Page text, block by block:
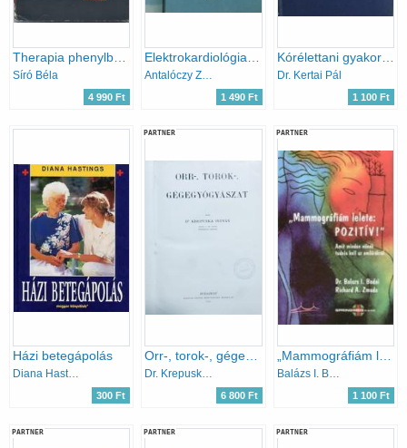
Síró Béla
4 990 Ft 1 490 Ft
Kórélettani gyakorlatok (Egyetemi segédtankönyv)
Dr. Kertai Pál
1 100 Ft
Házi betegápolás
Diana Hastings
300 Ft
PARTNER
Orr-, torok-, gégegyógyászat
Dr. Krepuska István
6 800 Ft
PARTNER
„Mammográfiám lelete: pozitív!” - Amit minden nőnek tudnia kell az emlőrákról
Balázs I. Bodai · Richard A. Zmuda
1 100 Ft
PARTNER PARTNER PARTNER